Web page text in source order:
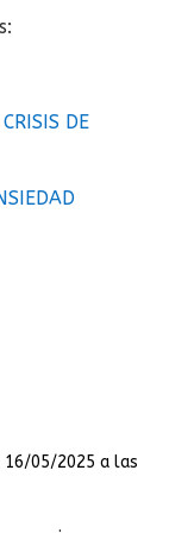
DE
16/05/2025 a las